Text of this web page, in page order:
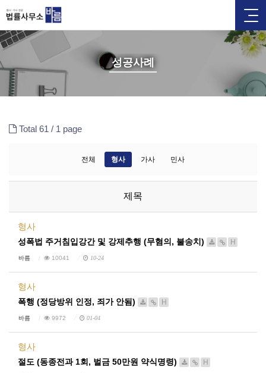
성공사례
Total 61 / 1 page
전체 형사 가사 민사
제목
형사
성폭법 주거침입강간 및 강제추행 (무혐의, 불송치)
H
바름 10041 10-24
형사
폭행 (정당방위 인정, 죄가 안됨)
H
바름 9972 01-04
형사
절도 (동종전과 1회, 벌금 50만원 약식명령)
H